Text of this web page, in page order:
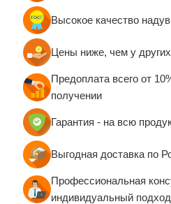
Высокое качество
Цены ниже, чем у других
Предоплата всего от
получении
Гарантия - на всю
Выгодная доставка по
Профессиональная
индивидуальный